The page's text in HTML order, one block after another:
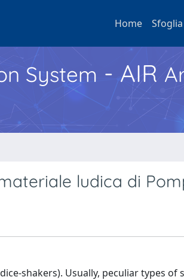
Home Sfoglia
System - AIR
ludica di
shakers). Usually, peculiar types of